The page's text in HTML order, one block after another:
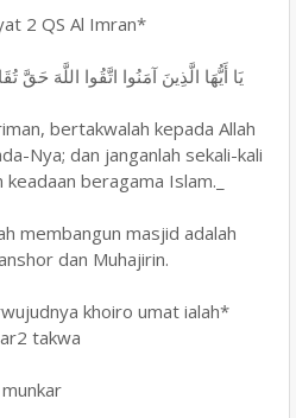
2 QS Al Imran*
يَا أَيُّهَا الَّذِينَ آمَنُوا اتَّقُوا اللَّهَ حَقَّ
bertakwalah kepada Allah
Nya; dan janganlah sekali-kali
beragama Islam._
membangun masjid adalah
dan Muhajirin.
khoiro umat ialah*
takwa